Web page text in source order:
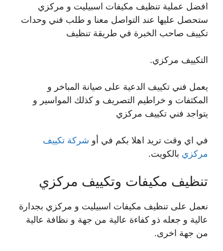
افضل عملية تنظيف مكيفات اسبيليت و مركزي
ستحصل عليها عند التواصل معنا و طلب فني وحدات
تكييف صاحب الخبرة في طريقة تنظيف
التكييف مركزي.
يعمل فني تكييف الدعية على صيانة المباخر و
المكثفات و خراطيم التصريف و كذلك المواسير و
يتواجد فني تكييف مركزي
في اي وقت تريد اهلا بكم في أو شركة تكييف
مركزي بالكويت.
تنظيف مكيفات وتكييف مركزي
نعمل على تنظيف مكيفات اسبيليت و مركزي بجدارة
عالية و جعله ذو كفاءة عالية من جهة و نظافة عالية
من جهة اخرى.